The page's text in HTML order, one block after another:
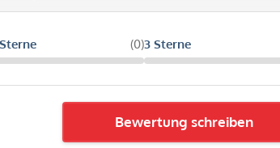
(0)3 Sterne
Bewertung schreiben